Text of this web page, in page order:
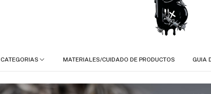
CATEGORIAS MATERIALES/CUIDADO DE PRODUCTOS GUIA